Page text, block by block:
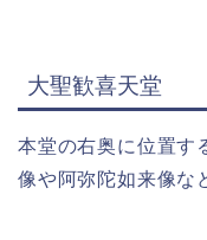
大聖歓喜天堂
本堂の右奥に位置す
像や阿弥陀如来像な